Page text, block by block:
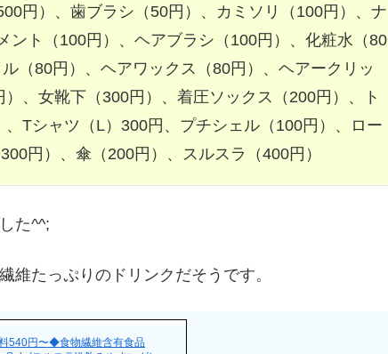
円）、歯ブラシ（50円）、カミソリ（100円）、ナ
ント（100円）、ヘアブラシ（100円）、化粧水（80
（80円）、ヘアワックス（80円）、ヘアークリッ
、女靴下（300円）、着圧ソックス（200円）、ト
Tシャツ（L）300円、プチシェル（100円）、ロー
円）、傘（200円）、スルスラ（400円）
た^^;
維たっぷりのドリンクだそうです。
540円〜◆食物繊維含有食品